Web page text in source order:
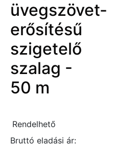
üvegszövet-
erősítésű
szigetelő
szalag -
50 m
Rendelhető
Bruttó eladási ár: